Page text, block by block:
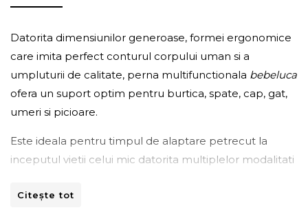
Datorita dimensiunilor generoase, formei ergonomice
care imita perfect conturul corpului uman si a
umpluturii de calitate, perna multifunctionala bebeluca
ofera un suport optim pentru burtica, spate, cap, gat,
umeri si picioare.
Este ideala pentru timpul de alaptare petrecut la
inceputul vietii celui mic datorita multiplelor modalitati
muschilor abdomenului, mainilor si spatelui.
Citește tot